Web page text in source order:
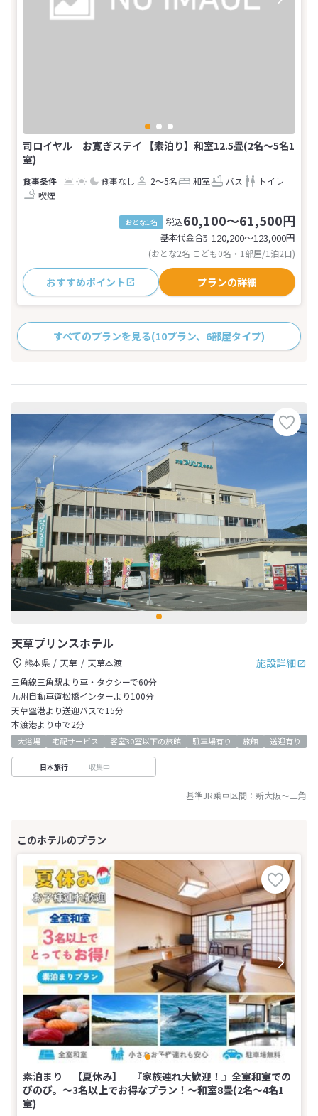
司ロイヤル お寛ぎステイ 【素泊り】和室12.5畳(2名～5名1
室)
食事なし 2～5名 和室 バス
トイレ
喫煙
おとな1名 税込60,100～61,500円
基本代金合計120,200〜123,000円
(おとな2名 こども0名・1部屋/1泊2日)
おすすめポイント プランの詳細
すべてのプランを見る(10プラン、6部屋タイプ)
天草プリンスホテル
施設詳細
熊本県 天草
天草本渡
三角線三角駅より車・タクシーで60分
九州自動車道松橋インターより100分
天草空港より送迎バスで15分
本渡港より車で2分
大浴場 宅配サービス 客室30室以下の旅館 駐車場有り 旅館 送迎有り
日本旅行 収集中
基準JR乗車区間： 新大阪～三角
素泊まり 【夏休み】 『家族連れ大歓迎！』全室和室での
びのび。〜3名以上でお得なプラン！〜和室8畳(2名～4名1
室)